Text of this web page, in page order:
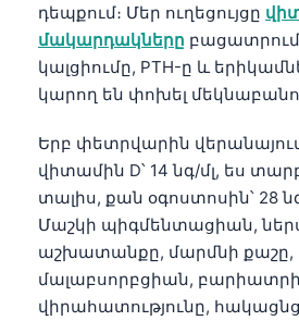
դեպքում։ Մեր ուղեցույցը
մակարդակները բացատրում
կալցիումը, PTH-ը և
կարող են փոխել
Երբ փետրվարին վերանայում
վիտամին D՝ 14 նգ/մլ, ես
տալիս, քան օգոստոսին՝ 28
Մաշկի պիգմենտացիան,
աշխատանքը, մարմնի քաշը,
մալաբսորբցիան,
վիրահատությունը,